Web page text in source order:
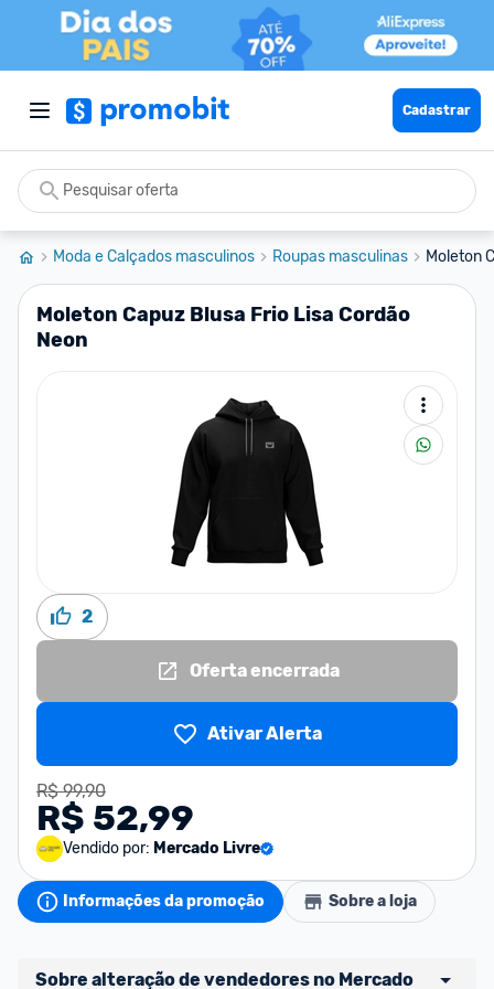
Cadastrar
Moda e Calçados masculinos Roupas masculinas Moleton
Moleton Capuz Blusa Frio Lisa Cordão
Neon
2
Oferta encerrada
Ativar Alerta
R$ 99,90
R$ 52,99
Vendido por: Mercado Livre
Informações da promoção Sobre a loja
Sobre alteração de vendedores no Mercado